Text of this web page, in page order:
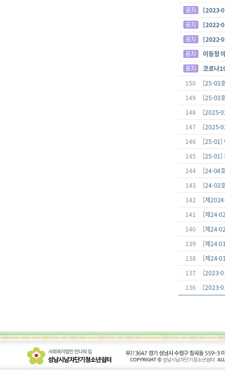
[2023-
[2022-
[2022-
이동형
코로나
150
[25-03
149
[25-03
148
[2025-
147
[2025-
146
[25-01]
145
[25-01]
144
[24-04
143
[24-03
142
[제
141
[제24-
140
[제24-
139
[제24-
138
[제24-
137
[2023-
136
[2023-